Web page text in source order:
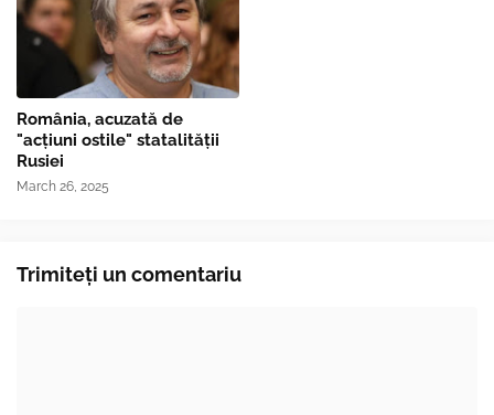
România, acuzată de
"acțiuni ostile" statalității
Rusiei
March 26, 2025
Trimiteți un comentariu